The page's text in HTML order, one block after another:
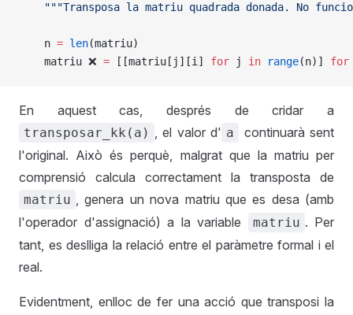
"""Transposa la matriu quadrada donada. No
    n
= len(matriu)
    matriu ❌
= [[matriu[j][i] for j in range(n)] for
En aquest cas, després de cridar a
transposar_kk(a) , el valor d' a
continuarà sent
l'original. Això és perquè, malgrat que la matriu per
comprensió calcula correctament la transposta de
matriu , genera un nova matriu que es desa (amb
l'operador d'assignació) a la variable
matriu . Per
tant, es deslliga la relació entre el paràmetre formal i el
real.
Evidentment, enlloc de fer una acció que transposi la